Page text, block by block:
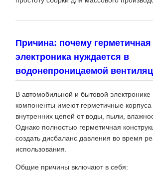
Причина: почему герметичная
электроника нуждается в
водонепроницаемой
В автомобильной и бытовой электронике
компоненты имеют герметичные
внутренних цепей от воды, пыли,
Однако полностью герметичная
создать дисбаланс давления во время
использования.
Общие причины включают в себя: